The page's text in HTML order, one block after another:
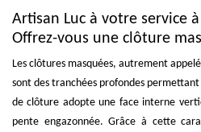
Artisan Luc à votre service
Offrez-vous une clôture
Les clôtures masquées, autrement
sont des tranchées profondes
de clôture adopte une face interne
pente engazonnée. Grâce à cette